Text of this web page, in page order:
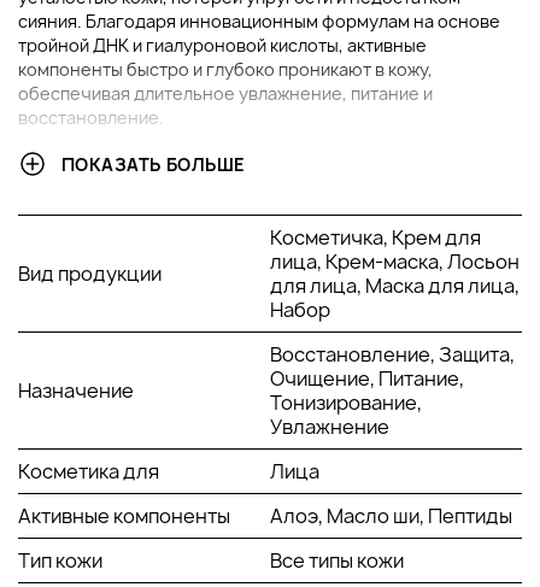
сияния. Благодаря инновационным формулам на основе
тройной ДНК и гиалуроновой кислоты, активные
компоненты быстро и глубоко проникают в кожу,
обеспечивая длительное увлажнение, питание и
восстановление.
В НАБОР ВХОДИТ:
Косметичка INSTITUTIONNAL S;
Флюид Lumicity SPF50, 7 мл;
Тонизирующий лосьон "Питательный водопад", 30 мл;
Очищающая маска, 5 мл;
Волшебный крем для лица "Merveilleuse Votre Visage",
Увлажняющая крем-маска для кожи лица, 10 мл;
Премиум клеточная анти-стресс крем-маска для
кожи лица Prime Renewing Pack, 5 мл.
ОСНОВНЫЕ ИНГРЕДИЕНТЫ И ИХ ПРЕИМУЩЕСТВА
Тройная ДНК (Triple DNA):Обеспечивает
интенсивное увлажнение и стимулирует глубокое
ПОКАЗАТЬ БОЛЬШЕ
Вид продукции
Косметичка, Крем для
лица, Крем-маска, Лосьон
для лица, Маска для лица,
Набор
Назначение
Восстановление, Защита,
Очищение, Питание,
Тонизирование,
Увлажнение
Косметика для
Лица
Активные компоненты
Алоэ, Масло ши, Пептиды
Тип кожи
Все типы кожи